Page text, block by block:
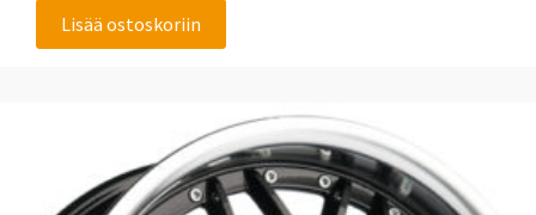
Lisää ostoskoriin